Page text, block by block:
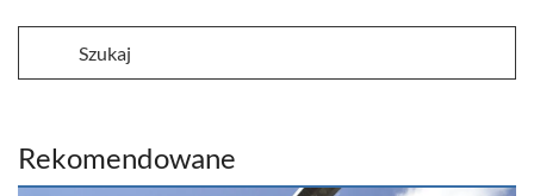
Rekomendowane